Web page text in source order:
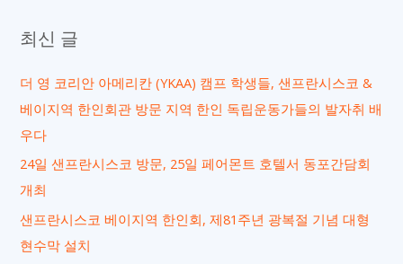
상
최신 글
더 영 코리안 아메리칸 (YKAA) 캠프 학생들, 샌프란시스코 &
베이지역 한인회관 방문 지역 한인 독립운동가들의 발자취 배
우다
24일 샌프란시스코 방문, 25일 페어몬트 호텔서 동포간담회
개최
샌프란시스코 베이지역 한인회, 제81주년 광복절 기념 대형
현수막 설치